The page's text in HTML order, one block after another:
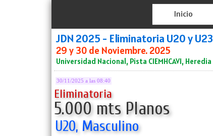
Inicio
JDN 2025 - Eliminatoria U20 y U23
29 y 30 de Noviembre. 2025
Universidad Nacional, Pista CIEMHCAVI, Heredia
30/11/2025 a las 08:40
Eliminatoria
5.000 mts Planos
U20, Masculino